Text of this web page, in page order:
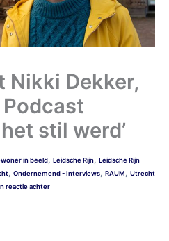
Nikki Dekker,
stil werd’
in beeld, Leidsche Rijn, Leidsche Rijn
, Ondernemend - Interviews, RAUM, Utrecht
reactie achter